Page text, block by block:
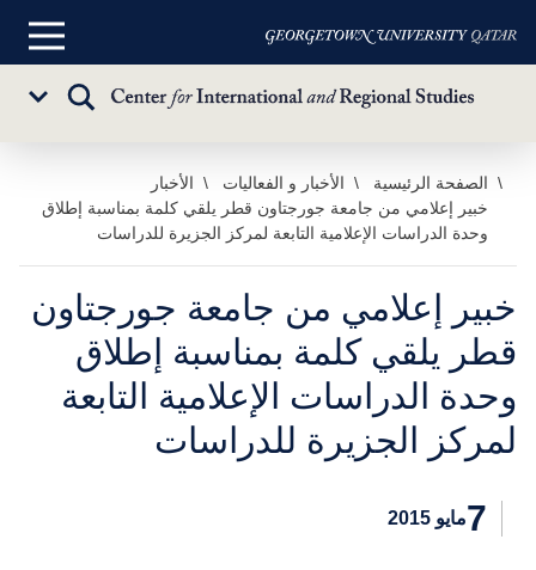
تخطي
المحتوى
الرئيسي
القائمة
تبديل
الصفحة الرئيسية الأخبار و الفعاليات
الأخبار
خبير إعلامي من جامعة جورجتاون قطر يلقي كلمة بمناسبة إطلاق
وحدة الدراسات الإعلامية التابعة لمركز الجزيرة للدراسات
خبير إعلامي من جامعة جورجتاون
قطر يلقي كلمة بمناسبة إطلاق
وحدة الدراسات الإعلامية التابعة
لمركز الجزيرة للدراسات
7مايو 2015